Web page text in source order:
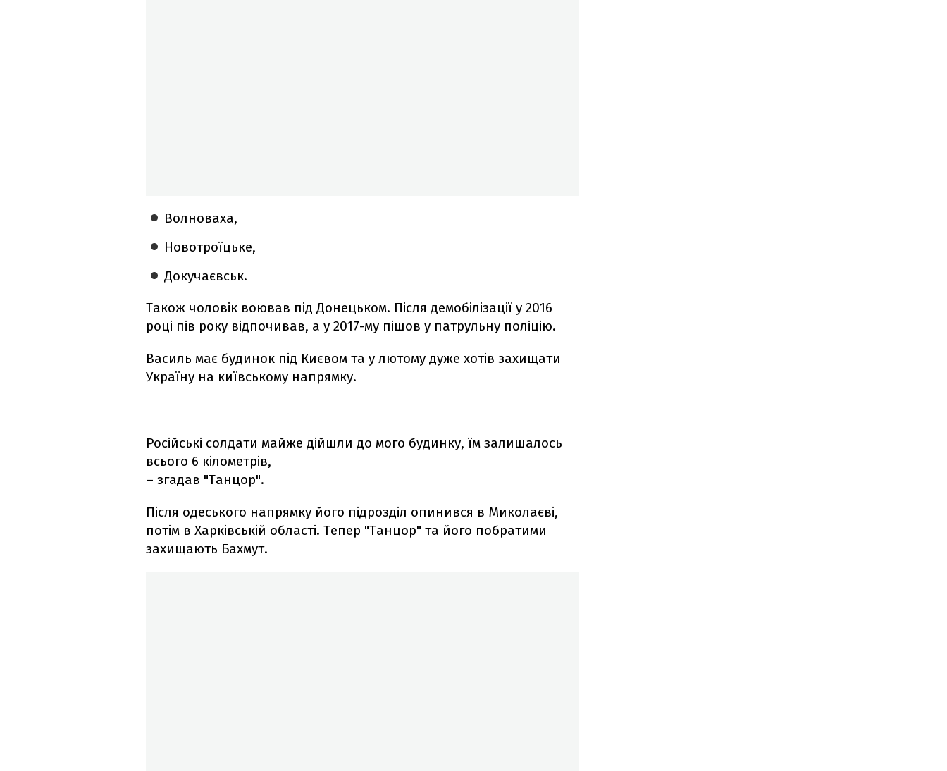
Волноваха,
Новотроїцьке,
Докучаєвськ.
Також чоловік воював під Донецьком. Після демобілізації у 2016
році пів року відпочивав, а у 2017-му пішов у патрульну поліцію.
Василь має будинок під Києвом та у лютому дуже хотів захищати
Україну на київському напрямку.
Російські солдати майже дійшли до мого будинку, їм залишалось
всього 6 кілометрів,
– згадав "Танцор".
Після одеського напрямку його підрозділ опинився в Миколаєві,
потім в Харківській області. Тепер "Танцор" та його побратими
захищають Бахмут.